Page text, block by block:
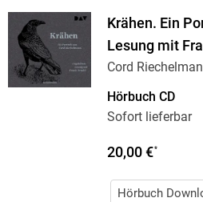
Krähen. Ein
Lesung mit
Cord
Hörbuch CD
Sofort lieferbar
20,00 €*
Hörbuch